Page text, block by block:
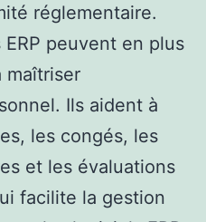
réglementaire.
peuvent en plus
maîtriser
Ils aident à
les congés, les
et les évaluations
facilite la gestion